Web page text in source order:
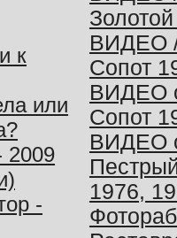
к
или
2009
-
ВИДЕО
Сопот
ВИДЕО
Сопот
ВИДЕО
1976,